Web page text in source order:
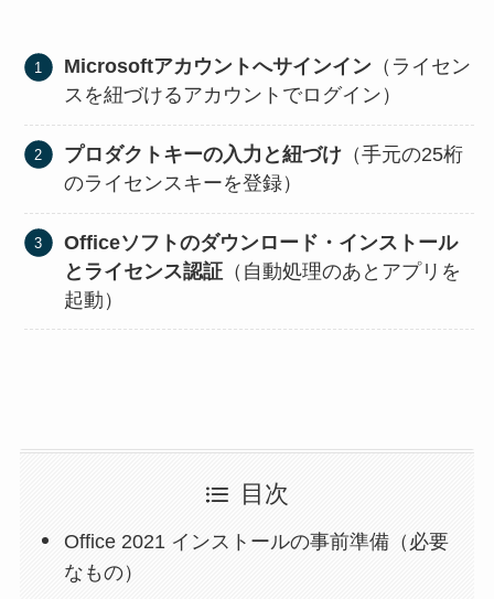
Microsoftアカウントへサインイン （ライセン
スを紐づけるアカウントでログイン）
プロダクトキーの入力と紐づけ （手元の25桁
のライセンスキーを登録）
Officeソフトのダウンロード・インストール
とライセンス認証 （自動処理のあとアプリを
起動）
目次
Office 2021 インストールの事前準備（必要
なもの）